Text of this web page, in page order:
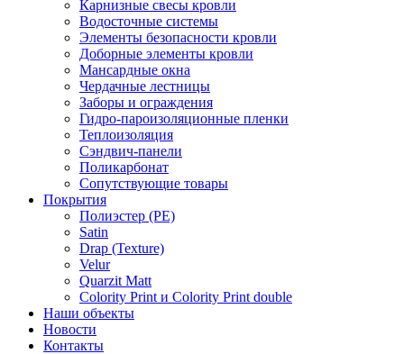
Карнизные свесы кровли
Водосточные системы
Элементы безопасности кровли
Доборные элементы кровли
Мансардные окна
Чердачные лестницы
Заборы и ограждения
Гидро-пароизоляционные пленки
Теплоизоляция
Сэндвич-панели
Поликарбонат
Сопутствующие товары
Покрытия
Полиэстер (РЕ)
Satin
Drap (Texture)
Velur
Quarzit Matt
Colority Print и Colority Print double
Наши объекты
Новости
Контакты